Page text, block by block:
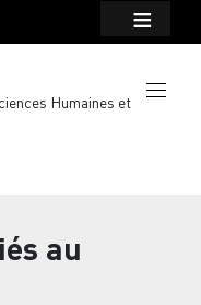
Humaines et
au